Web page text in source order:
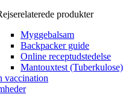
produkter
Myggebalsam
Backpacker guide
Online receptudstedelse
Mantouxtest (Tuberkulose)
vaccination